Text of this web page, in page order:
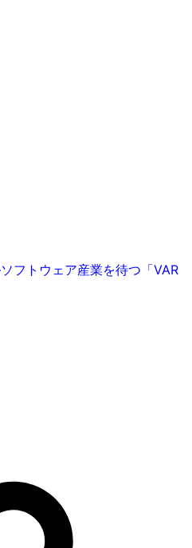
フトウェア産業を待つ「VAR